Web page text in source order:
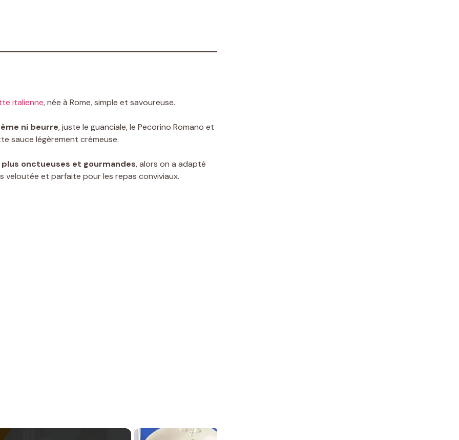
italienne, née à Rome, simple et savoureuse.
ni beurre, juste le guanciale, le Pecorino Romano et
sauce légèrement crémeuse.
plus onctueuses et gourmandes, alors on a adapté
veloutée et parfaite pour les repas conviviaux.